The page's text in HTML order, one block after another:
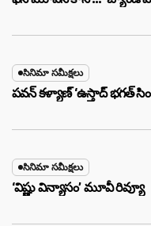
సినిమా సమీక్షలు
పవన్ కళ్యాణ్ ‘ఉస్తాద్ భ‌గ‌త్
సినిమా సమీక్షలు
‘విష్ణు విన్యాసం’ మూవీ రివ్యూ